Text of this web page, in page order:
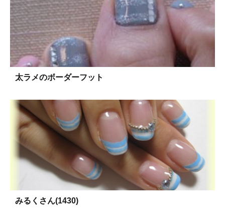
太ラメのボーダーフット
みるくさん(1430)